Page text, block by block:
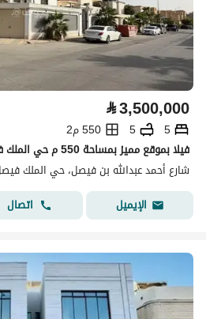
⃁3,500,000
5
5
550 م2
فيلا بموقع مميز بمساحة 550 م حي الملك فيصل | المربع الصعب |
شارع أحمد عبدالله بن فيصل، حي الملك
الإيميل
اتصال